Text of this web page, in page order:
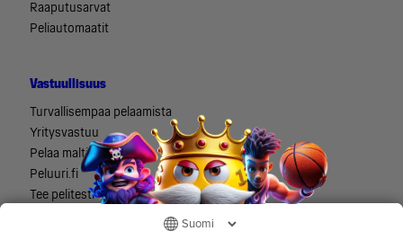
Raaputusarvat
Peliautomaatit
Vastuullisuus
Turvallisempaa pelaamista
Yritysvastuu
Pelaa maltilla
Peluuri.fi
Tee pelitesti